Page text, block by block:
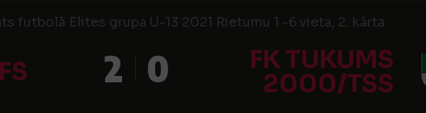
futbolā Elites grupa U-13 2021 Rietumu 1.-6.vieta, 2. kārta
2 FK TUKUMS
2000/TSS
0